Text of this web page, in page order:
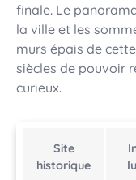
finale. Le
la ville et les
murs épais de
siècles de pouvoir
curieux.
Site
historique